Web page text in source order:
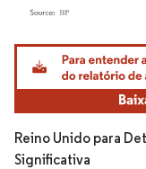
Imagem © Mordor
Reino Unido para
Significativa